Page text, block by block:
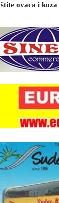
ovaca i koza